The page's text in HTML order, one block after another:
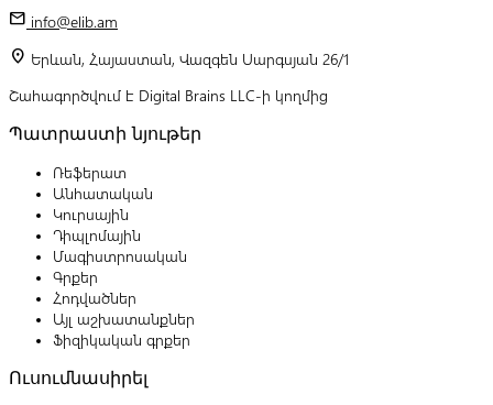
mail info@elib.am
location_on Երևան, Հայաստան, Վազգեն Սարգսյան 26/1
Շահագործվում է Digital Brains LLC-ի կողմից
Պատրաստի նյութեր
Ռեֆերատ
Անհատական
Կուրսային
Դիպլոմային
Մագիստրոսական
Գրքեր
Հոդվածներ
Այլ աշխատանքներ
Ֆիզիկական գրքեր
Ուսումնասիրել